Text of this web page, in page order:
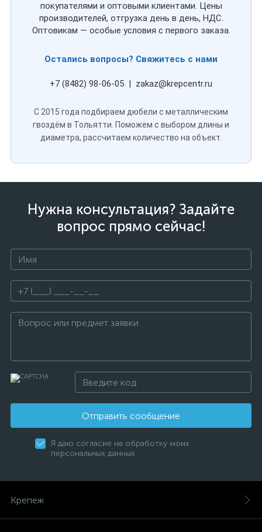
покупателями и оптовыми клиентами. Цены
производителей, отгрузка день в день, НДС.
Оптовикам — особые условия с первого заказа.
Остались вопросы? Свяжитесь с нами
+7 (8482) 98-06-05 | zakaz@krepcentr.ru
С 2015 года подбираем дюбели с металлическим
гвоздём в Тольятти. Поможем с выбором длины и
диаметра, рассчитаем количество на объект.
Нужна консультация? Задайте
вопрос прямо сейчас!
Отправить сообщение
Я даю согласие на обработку моих
персональных данных
Крепеж